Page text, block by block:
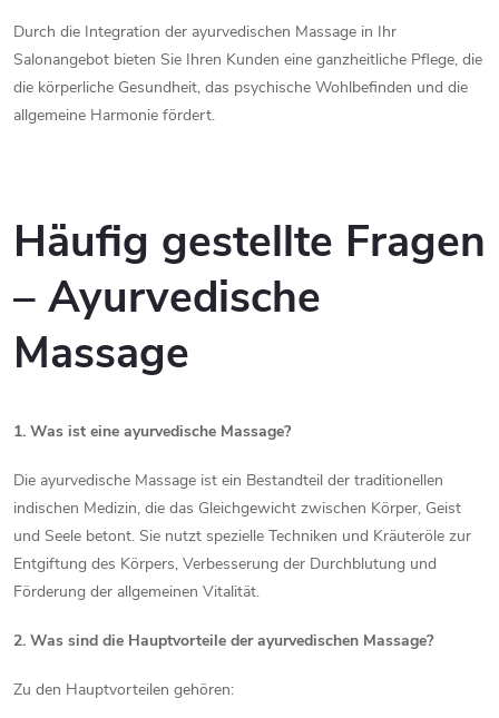
t
e
r
i
s
t
Durch die Integration der ayurvedischen Massage in Ihr
Salonangebot bieten Sie Ihren Kunden eine ganzheitliche Pflege, die
die körperliche Gesundheit, das psychische Wohlbefinden und die
allgemeine Harmonie fördert.
Häufig gestellte Fragen
– Ayurvedische
Massage
1. Was ist eine ayurvedische Massage?
Die ayurvedische Massage ist ein Bestandteil der traditionellen
indischen Medizin, die das Gleichgewicht zwischen Körper, Geist
und Seele betont. Sie nutzt spezielle Techniken und Kräuteröle zur
Entgiftung des Körpers, Verbesserung der Durchblutung und
Förderung der allgemeinen Vitalität.
2. Was sind die Hauptvorteile der ayurvedischen Massage?
Zu den Hauptvorteilen gehören: